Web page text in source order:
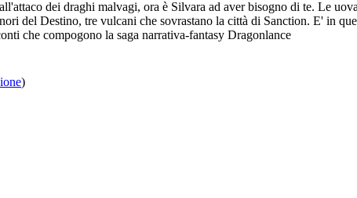
dei draghi malvagi, ora è Silvara ad aver bisogno di te. Le
del Destino, tre vulcani che sovrastano la città di Sanction. E' in
che compogono la saga narrativa-fantasy Dragonlance
)